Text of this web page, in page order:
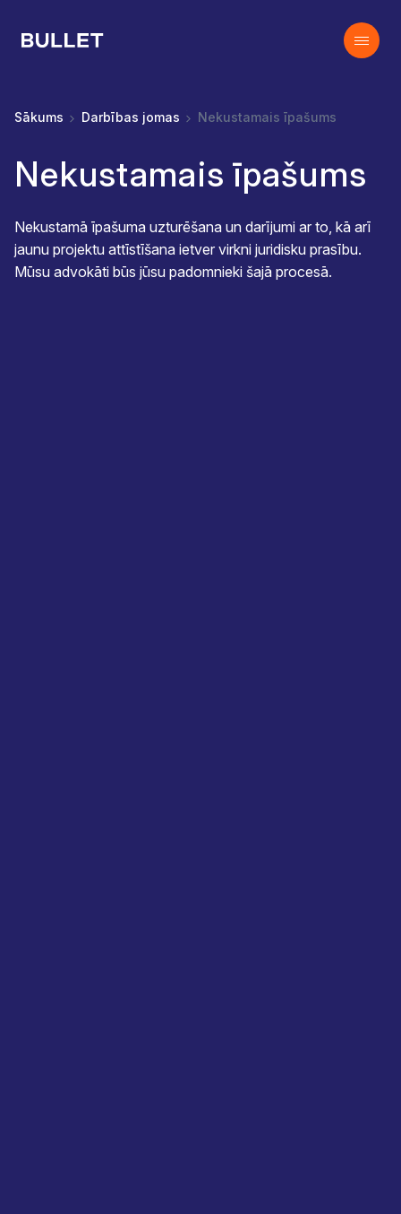
Sākums Darbības jomas Nekustamais īpašums
Nekustamais īpašums
Nekustamā īpašuma uzturēšana un darījumi ar to, kā arī
jaunu projektu attīstīšana ietver virkni juridisku prasību.
Mūsu advokāti būs jūsu padomnieki šajā procesā.